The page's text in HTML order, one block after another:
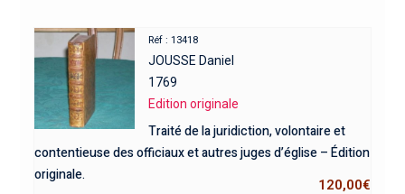
Réf : 13418
JOUSSE Daniel
1769
Edition originale
Traité de la juridiction, volontaire et
contentieuse des officiaux et autres juges d’église – Édition
originale.
120,00€